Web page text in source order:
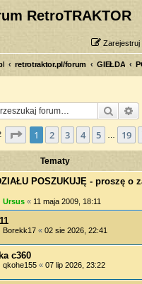
RetroTRAKTOR
Zarejestruj
retrotraktor.pl/forum GIEŁDA
Szukaj
Strona1 z19
1 2 3 4 5 19
Tematy
POSZUKUJĘ - proszę o
Ursus « 11 maja 2009, 18:11
Borekk17 « 02 sie 2026, 22:41
c360
qkohe155 « 07 lip 2026, 23:22